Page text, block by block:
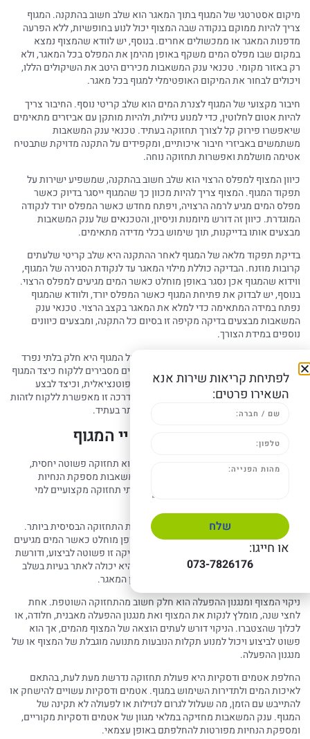
מיקום אסטרטגי של המגוף בתוך המאגר הוא שלב חשוב בהתקנה. המגוף
צריך להיות ממוקם בנקודה שבה המצוף יכול לנוע בחופשיות, ללא הפרעה
מדפנות המאגר או ממכשולים אחרים. בנוסף, יש לוודא שהמצוף נמצא
במקום שבו מפלס המים משקף באופן מהימן את המפלס בכל המאגר, ולא
רק באזור מקומי. טכנאי ענק המשאבות מכירים היטב את השיקולים הללו,
ויכולים לבחור את המיקום האופטימלי למגוף בכל מאגר.
חיבור מקצועי של המגוף לצנרת המים הוא שלב קריטי נוסף. החיבור צריך
להיות אטום לחלוטין, כדי למנוע נזילות, ולהיות מותקן עם אביזרים מתאימים
שיאפשרו פירוק קל לצורך תחזוקה בעתיד. טכנאי ענק המשאבות
משתמשים באביזרי חיבור איכותיים, ומקפידים על התקנה מדויקת שתבטיח
אטימה מושלמת ואפשרות תחזוקה נוחה.
כיוון המצוף למפלס הרצוי הוא שלב חשוב בהתקנה, שמשפיע ישירות על
תפקוד המגוף. המצוף צריך להיות מכוון כך שהמגוף ייסגר בדיוק כאשר
מפלס המים מגיע לרמה הרצויה, ויפתח מחדש כאשר המפלס יורד לנקודה
המוגדרת. כיוון זה דורש מיומנות וניסיון, והטכנאים של ענק המשאבות
מבצעים אותו בדייקנות, תוך שימוש בכלי מדידה מתאימים.
בדיקת תפקוד מלאה של המגוף לאחר ההתקנה היא שלב קריטי שלעתים
קרובות מוזנח. הבדיקה כוללת מילוי המאגר עד לנקודת הסגירה של המגוף,
ווידוא שהמגוף אכן נסגר באופן מוחלט כאשר המים מגיעים למפלס הרצוי.
בנוסף, יש לבדוק את פתיחת המגוף כאשר המפלס יורד, ולוודא שהמגוף
נפתח במידה המתאימה כדי למלא את המאגר בקצב הרצוי. טכנאי ענק
המשאבות מבצעים בדיקה מקיפה זו בסיום כל התקנה, ומבצעים כיוונים
נוספים במידת הצורך.
הדרכת הלקוח על אופן הפעולה והתחזוקה של המגוף היא חלק בלתי נפרד
משירות ההתקנה של ענק המשאבות. הטכנאים מסבירים ללקוח כיצד המגוף
פועל, מהם סימני האזהרה המעידים על בעיה פוטנציאלית, וכיצד לבצע
פעולות תחזוקה בסיסיות כגון ניקוי המצוף. הדרכה זו מאפשרת ללקוח לזהות
בעיות בשלב מוקדם, ולמנוע תקלות גדולות יותר בעתיד.
תחזוקה פשוטה: הארכת חיי המגוף
אחד היתרונות הגדולים של מגוף מילוי מכני הוא תחזוקה פשוטה יחסית,
המבטיחה פעולה אמינה לאורך שנים. ענק המשאבות מספקת הנחיות
מפורטות לתחזוקה שוטפת, ומציעה גם שירותי תחזוקה מקצועיים למי
בדיקה תקופתית של פעולת המגוף היא פעולת התחזוקה הבסיסית ביותר.
אחת לרבעון, מומלץ לבדוק שהמגוף נסגר באופן מוחלט כאשר המים מגיעים
למפלס הרצוי, ונפתח כאשר המפלס יורד. בדיקה זו פשוטה לביצוע, ודורשת
רק השגחה על תהליך המילוי של המאגר, אך היא יכולה לאתר בעיות בשלב
מוקדם ולמנוע נזקים כגון גלישת מים או ריקון המאגר.
ניקוי המצוף ומנגנון ההפעלה הוא חלק חשוב מהתחזוקה השוטפת. אחת
לחצי שנה, מומלץ לנקות את המצוף ואת מנגנון ההפעלה מאבנית, חלודה, או
לכלוך שהצטברו. הניקוי דורש לעתים הוצאה של המצוף מהמים, אך הוא
פשוט לביצוע ויכול למנוע תקלות הנובעות מתנועה מוגבלת של המצוף או של
מנגנון ההפעלה.
החלפת אטמים ודסקיות היא פעולת תחזוקה נדרשת מעת לעת, בהתאם
לאיכות המים ולתדירות השימוש במגוף. אטמים ודסקיות עשויים להישחק או
להתייבש עם הזמן, מה שעלול לגרום לנזילות או לפעולה לא תקינה של
המגוף. ענק המשאבות מחזיקה במלאי מגוון של אטמים ודסקיות מקוריים,
ומספקת הנחיות מפורטות להחלפתם באופן עצמאי.
לפתיחת קריאות שירות אנא
השאירו פרטים:
שלח
או חייגו:
073-7826176